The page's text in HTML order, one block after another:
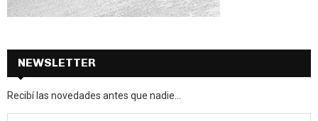
NEWSLETTER
Recibí las novedades antes que nadie...